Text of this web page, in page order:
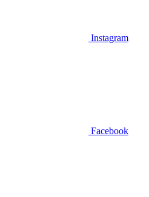
Instagram
Facebook